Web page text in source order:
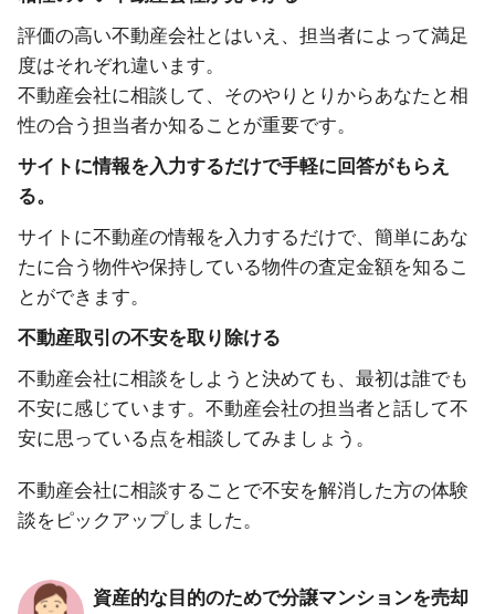
評価の高い不動産会社とはいえ、担当者によって満足
度はそれぞれ違います。
不動産会社に相談して、そのやりとりからあなたと相
性の合う担当者か知ることが重要です。
サイトに情報を入力するだけで手軽に回答がもらえ
る。
サイトに不動産の情報を入力するだけで、簡単にあな
たに合う物件や保持している物件の査定金額を知るこ
とができます。
不動産取引の不安を取り除ける
不動産会社に相談をしようと決めても、最初は誰でも
不安に感じています。不動産会社の担当者と話して不
安に思っている点を相談してみましょう。
不動産会社に相談することで不安を解消した方の体験
談をピックアップしました。
資産的な目的のためで分譲マンションを売却